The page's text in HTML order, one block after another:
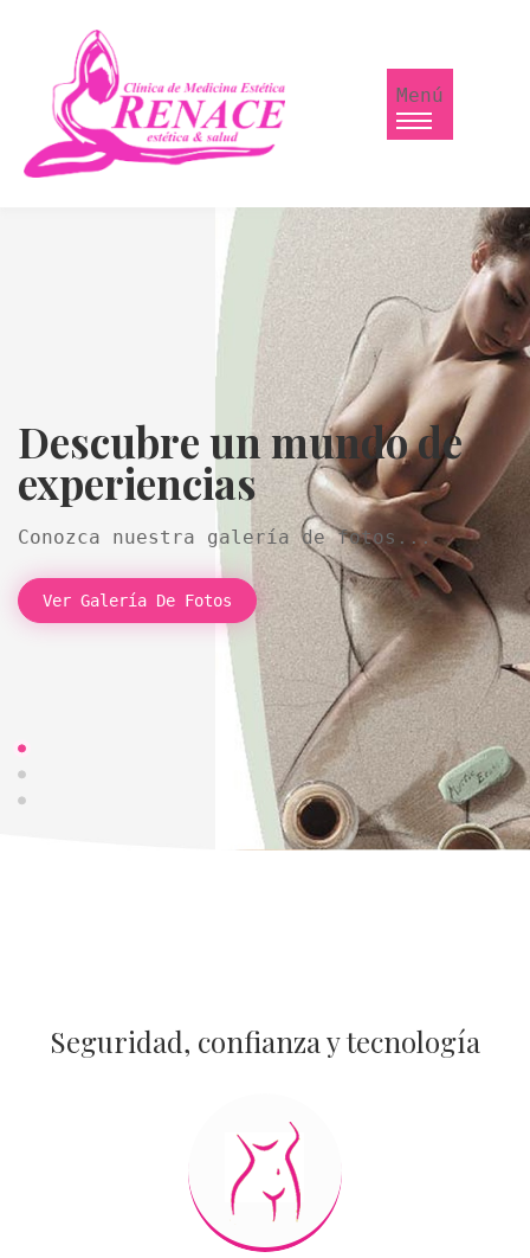
Menú
Descubre un mundo de
experiencias
Conozca nuestra galería de fotos...
Ver Galería De Fotos
Seguridad, confianza y tecnología